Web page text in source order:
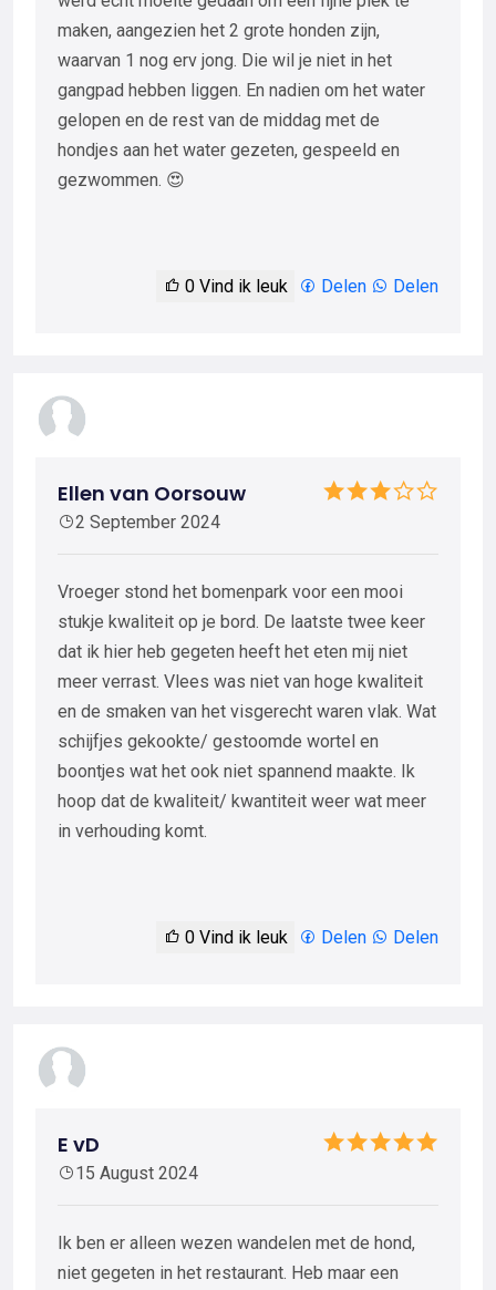
maken, aangezien het 2 grote honden zijn,
waarvan 1 nog erv jong. Die wil je niet in het
gangpad hebben liggen. En nadien om het water
gelopen en de rest van de middag met de
hondjes aan het water gezeten, gespeeld en
gezwommen. 😍
0 Vind ik leuk Delen Delen
Ellen van Oorsouw
2 September 2024
Vroeger stond het bomenpark voor een mooi
stukje kwaliteit op je bord. De laatste twee keer
dat ik hier heb gegeten heeft het eten mij niet
meer verrast. Vlees was niet van hoge kwaliteit
en de smaken van het visgerecht waren vlak. Wat
schijfjes gekookte/ gestoomde wortel en
boontjes wat het ook niet spannend maakte. Ik
hoop dat de kwaliteit/ kwantiteit weer wat meer
in verhouding komt.
0 Vind ik leuk Delen Delen
E vD
15 August 2024
Ik ben er alleen wezen wandelen met de hond,
niet gegeten in het restaurant. Heb maar een